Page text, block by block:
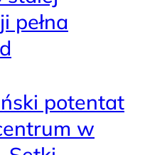
pełna
potentat
w